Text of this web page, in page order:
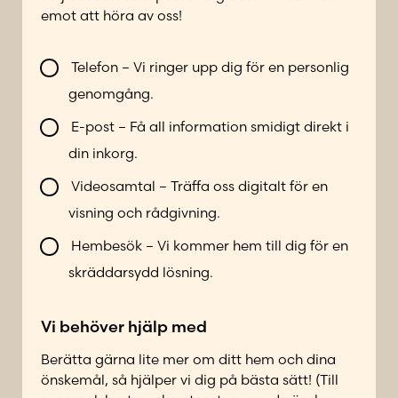
n
u
e
o
t
V
l
j
o
s
n
u
e
emot att höra av oss!
V
i
l
b
i
n
t
d
p
Telefon – Vi ringer upp dig för en personlig
genomgång.
E-post – Få all information smidigt direkt i
din inkorg.
Videosamtal – Träffa oss digitalt för en
visning och rådgivning.
Hembesök – Vi kommer hem till dig för en
skräddarsydd lösning.
Vi behöver hjälp med
Berätta gärna lite mer om ditt hem och dina
önskemål, så hjälper vi dig på bästa sätt! (Till